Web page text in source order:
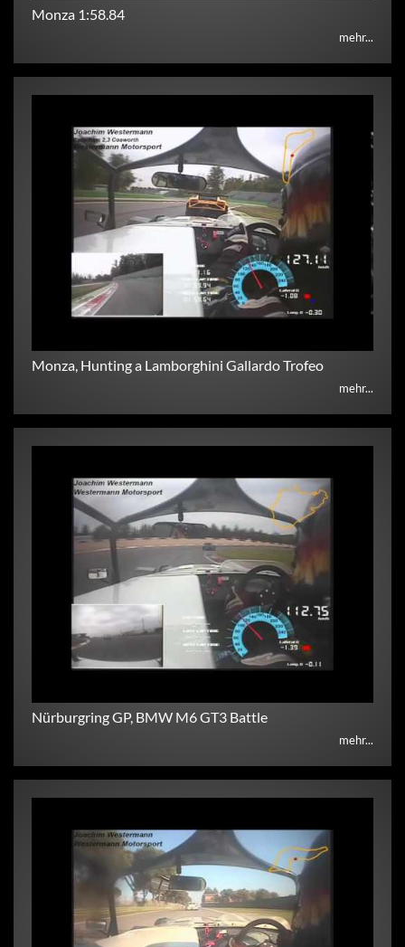
Monza 1:58.84
mehr...
Monza, Hunting a Lamborghini Gallardo Trofeo
mehr...
Nürburgring GP, BMW M6 GT3 Battle
mehr...